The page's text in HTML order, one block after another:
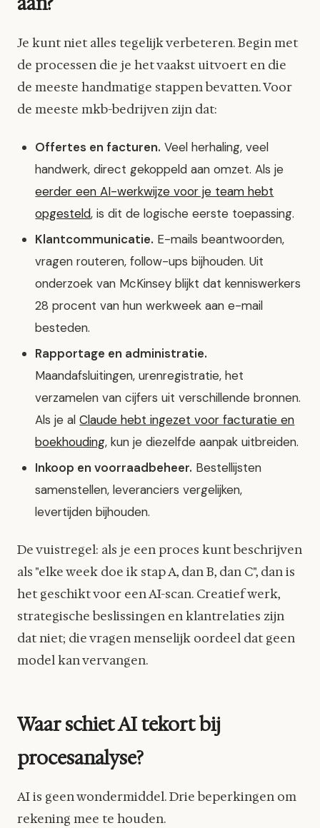
Je kunt niet alles tegelijk verbeteren. Begin met
de processen die je het vaakst uitvoert en die
de meeste handmatige stappen bevatten. Voor
de meeste mkb-bedrijven zijn dat:
Offertes en facturen. Veel herhaling, veel
handwerk, direct gekoppeld aan omzet. Als je
eerder een AI-werkwijze voor je team hebt
opgesteld, is dit de logische eerste toepassing.
Klantcommunicatie. E-mails beantwoorden,
vragen routeren, follow-ups bijhouden. Uit
onderzoek van McKinsey blijkt dat kenniswerkers
28 procent van hun werkweek aan e-mail
besteden.
Rapportage en administratie.
Maandafsluitingen, urenregistratie, het
verzamelen van cijfers uit verschillende bronnen.
Als je alClaude hebt ingezet voor facturatie en
boekhouding, kun je diezelfde aanpak uitbreiden.
Inkoop en voorraadbeheer. Bestellijsten
samenstellen, leveranciers vergelijken,
levertijden bijhouden.
De vuistregel: als je een proces kunt beschrijven
als "elke week doe ik stap A, dan B, dan C", dan is
het geschikt voor een AI-scan. Creatief werk,
strategische beslissingen en klantrelaties zijn
dat niet; die vragen menselijk oordeel dat geen
model kan vervangen.
Waar schiet AI tekort bij
procesanalyse?
AI is geen wondermiddel. Drie beperkingen om
rekening mee te houden.